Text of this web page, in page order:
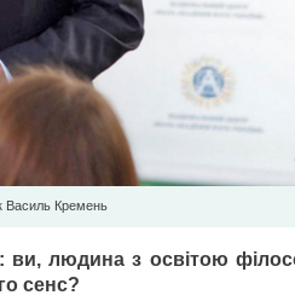
Василь Кремень
ви, людина з освітою
сенс?